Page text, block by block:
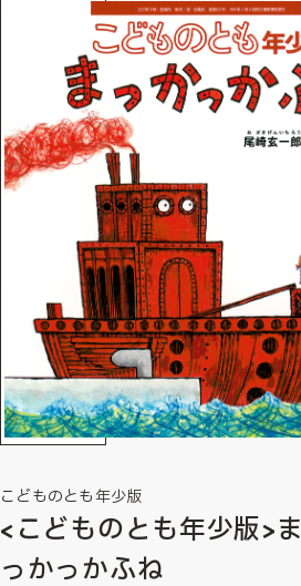
こどものとも年少版
<こどものとも年少版>ま
っかっかふね